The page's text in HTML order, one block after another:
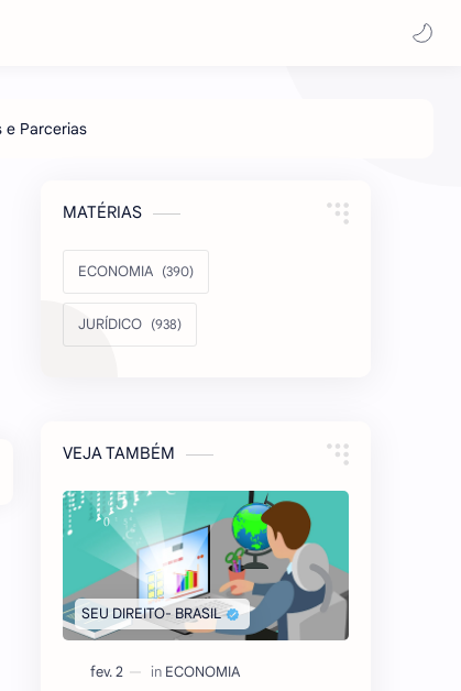
MATÉRIAS
ECONOMIA
JURÍDICO
VEJA TAMBÉM